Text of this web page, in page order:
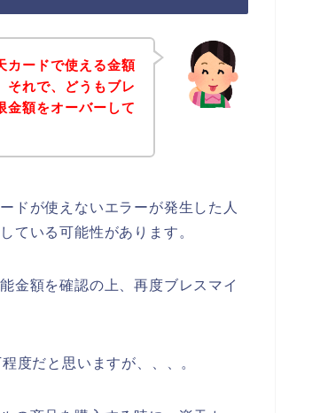
カードで使える金額
それで、どうもブレ
金額をオーバーして
ドが使えないエラーが発生した人
ている可能性があります。
金額を確認の上、再度ブレスマイ
度だと思いますが、、、。